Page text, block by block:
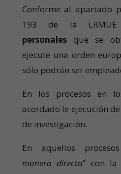
Conforme al apartado
193 de la
personalesque se
ejecute una orden
sólo podrán ser
En los procesos en
acordado le ejecución
de investigación.
En aquellos
manera directa” con la